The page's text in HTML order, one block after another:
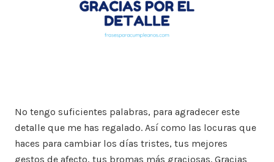
No tengo suficientes palabras, para agradecer este
detalle que me has regalado. Así como las locuras que
haces para cambiar los días tristes, tus mejores
gestos de afecto, tus bromas más graciosas. Gracias